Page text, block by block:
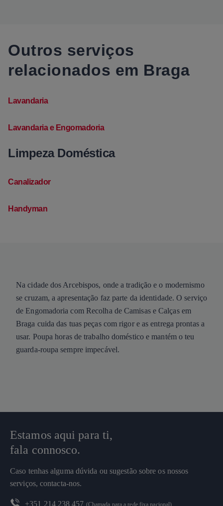
Outros serviços
relacionados em Braga
Lavandaria
Lavandaria e Engomadoria
Limpeza Doméstica
Canalizador
Handyman
Na cidade dos Arcebispos, onde a tradição e o modernismo
se cruzam, a apresentação faz parte da identidade. O serviço
de Engomadoria com Recolha de Camisas e Calças em
Braga cuida das tuas peças com rigor e as entrega prontas a
usar. Poupa horas de trabalho doméstico e mantém o teu
guarda-roupa sempre impecável.
Estamos aqui para ti,
fala connosco.
Caso tenhas alguma dúvida ou sugestão sobre os nossos
serviços, contacta-nos.
+351 214 238 457 (Chamada para a rede fixa nacional)